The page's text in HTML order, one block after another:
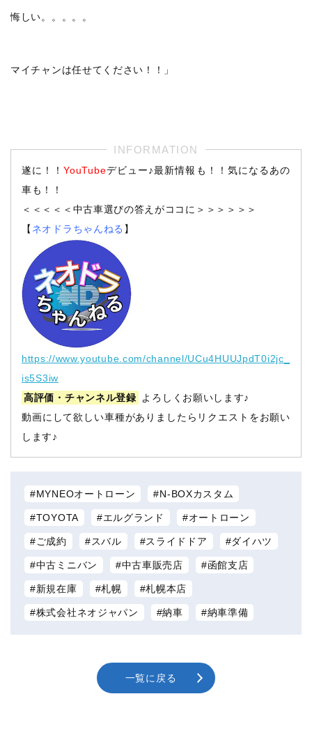
悔しい。。。。。
マイチャンは任せてください！！」
遂に！！YouTubeデビュー♪最新情報も！！気になるあの
車も！！
＜＜＜＜＜中古車選びの答えがココに＞＞＞＞＞＞
【 ネオドラちゃんねる 】
https://www.youtube.com/channel/UCu4HUUJpdT0i2jc_
is5S3iw
高評価・チャンネル登録
よろしくお願いします♪
動画にして欲しい車種がありましたらリクエストをお願い
します♪
MYNEOオートローン N-BOXカスタム
TOYOTA エルグランド オートローン
ご成約 スバル スライドドア ダイハツ
中古ミニバン 中古車販売店 函館支店
新規在庫 札幌 札幌本店
株式会社ネオジャパン 納車 納車準備
一覧に戻る